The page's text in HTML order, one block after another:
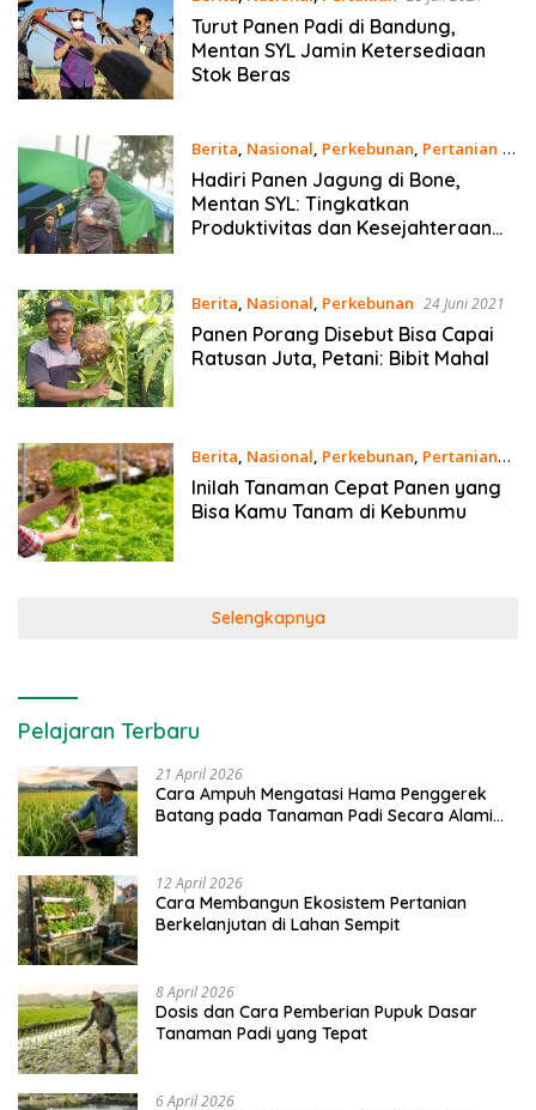
Turut Panen Padi di Bandung,
Mentan SYL Jamin Ketersediaan
Stok Beras
Berita, Nasional, Perkebunan, Pertanian 4
Juli 2021
Hadiri Panen Jagung di Bone,
Mentan SYL: Tingkatkan
Produktivitas dan Kesejahteraan
Berita, Nasional, Perkebunan 24 Juni 2021
Panen Porang Disebut Bisa Capai
Ratusan Juta, Petani: Bibit Mahal
Berita, Nasional, Perkebunan, Pertanian
31 Mei 2021
Inilah Tanaman Cepat Panen yang
Bisa Kamu Tanam di Kebunmu
Selengkapnya
Pelajaran Terbaru
21 April 2026
Cara Ampuh Mengatasi Hama Penggerek
Batang pada Tanaman Padi Secara Alami
12 April 2026
Cara Membangun Ekosistem Pertanian
Berkelanjutan di Lahan Sempit
8 April 2026
Dosis dan Cara Pemberian Pupuk Dasar
Tanaman Padi yang Tepat
6 April 2026